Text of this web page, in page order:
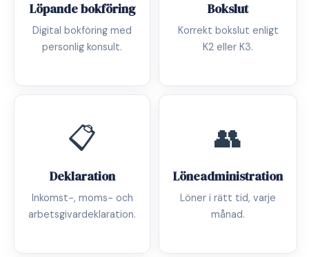
Löpande bokföring
Digital bokföring med
personlig konsult.
Bokslut
Korrekt bokslut enligt
K2 eller K3.
📋
Deklaration
Inkomst-, moms- och
arbetsgivardeklaration.
👥
Löneadministration
Löner i rätt tid, varje
månad.